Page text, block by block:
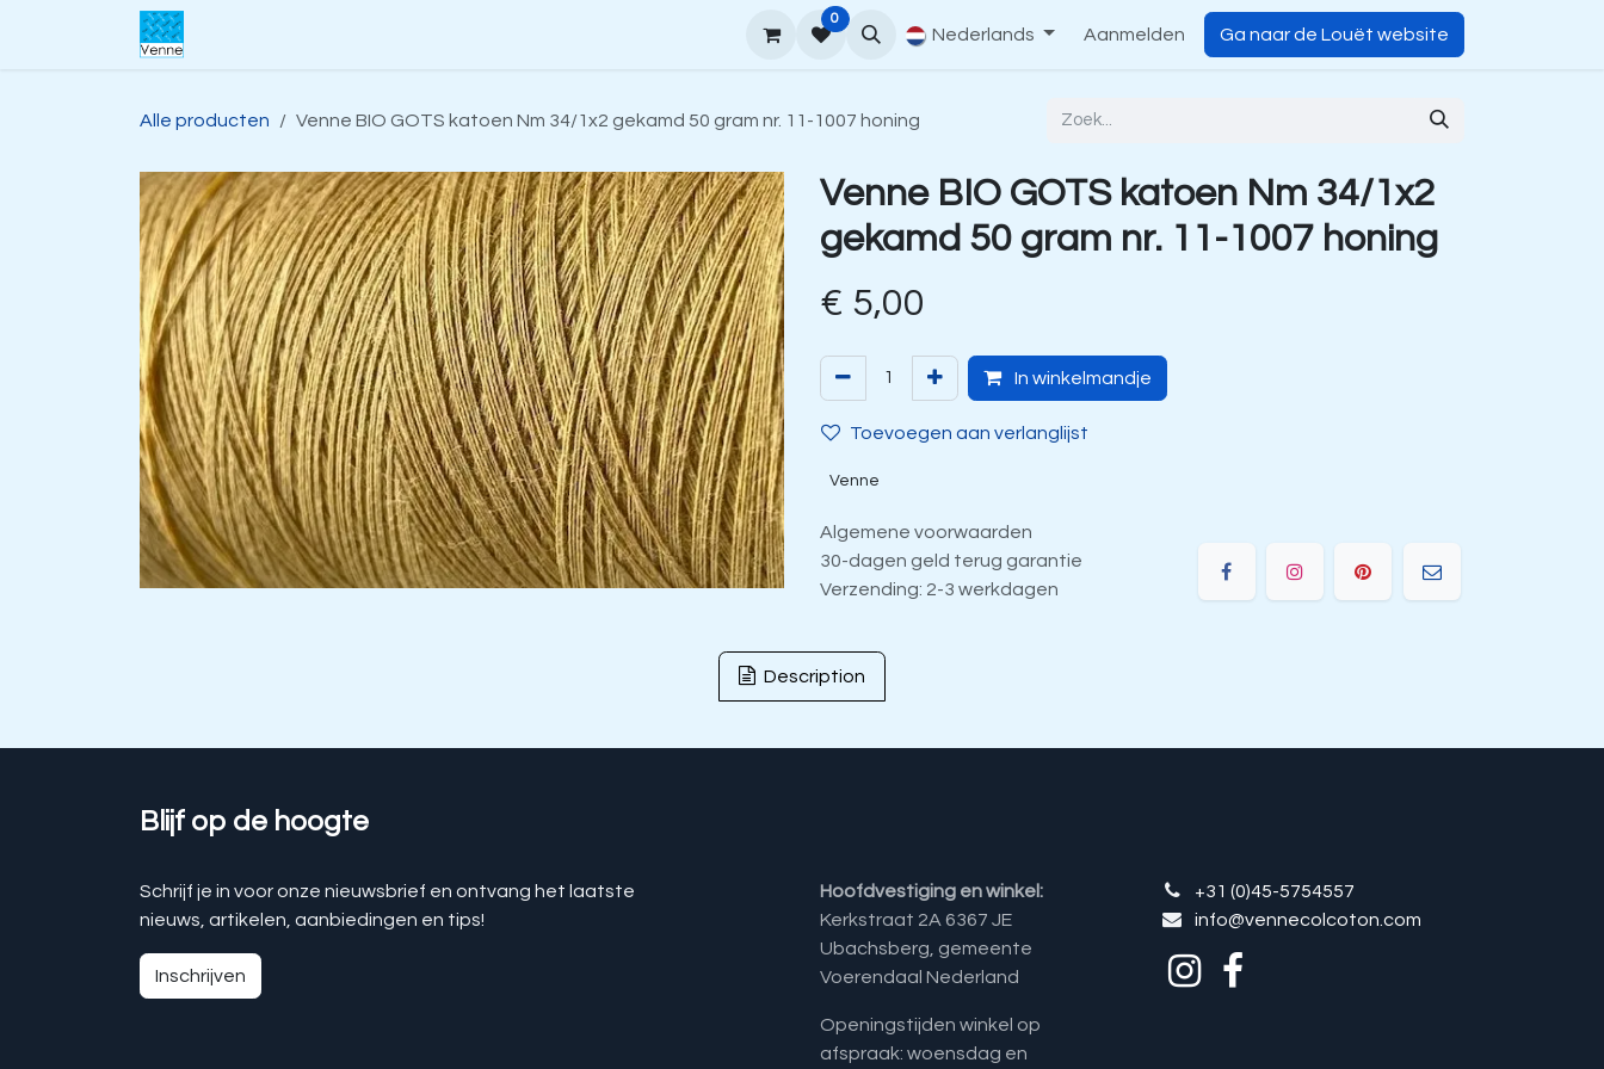
Overslaan naar inhoud
Hoe te bestellen Contact
0
Nederlands Aanmelden Ga naar de Louët website
Alle producten Venne BIO GOTS katoen Nm 34/1x2 gekamd 50 gram nr. 11-1007 honing
Venne BIO GOTS katoen Nm 34/1x2
gekamd 50 gram nr. 11-1007 honing
€ 5,00
In winkelmandje
Toevoegen aan verlanglijst
Venne
Algemene voorwaarden
30-dagen geld terug garantie
Verzending: 2-3 werkdagen
Description
Blijf op de hoogte
Schrijf je in voor onze nieuwsbrief en ontvang het laatste
nieuws, artikelen, aanbiedingen en tips!
Inschrijven
Hoofdvestiging en winkel:
Kerkstraat 2A 6367 JE
Ubachsberg, gemeente
Voerendaal Nederland
Openingstijden winkel op
afspraak: woensdag en
+31 (0)45-5754557
info@vennecolcoton.com